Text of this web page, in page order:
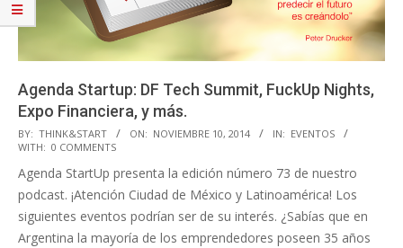
Agenda Startup: DF Tech Summit, FuckUp Nights,
Expo Financiera, y más.
2014-
11-
10
BY: THINK&START ON: NOVIEMBRE 10, 2014 IN: EVENTOS
WITH: 0 COMMENTS
Agenda StartUp presenta la edición número 73 de nuestro
podcast. ¡Atención Ciudad de México y Latinoamérica! Los
siguientes eventos podrían ser de su interés. ¿Sabías que en
Argentina la mayoría de los emprendedores poseen 35 años